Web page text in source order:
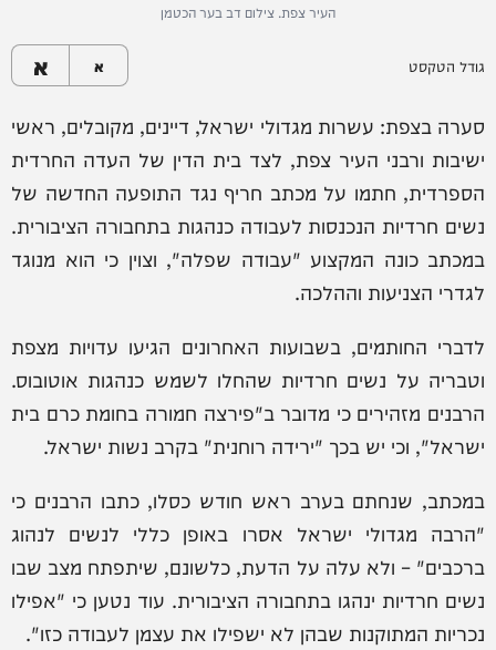
העיר צפת. צילום דב בער הכטמן
גודל הטקסט א א
סערה בצפת: עשרות מגדולי ישראל, דיינים, מקובלים, ראשי
ישיבות ורבני העיר צפת, לצד בית הדין של העדה החרדית
הספרדית, חתמו על מכתב חריף נגד התופעה החדשה של
נשים חרדיות הנכנסות לעבודה כנהגות בתחבורה הציבורית.
במכתב כונה המקצוע "עבודה שפלה", וצוין כי הוא מנוגד
לגדרי הצניעות וההלכה.
לדברי החותמים, בשבועות האחרונים הגיעו עדויות מצפת
וטבריה על נשים חרדיות שהחלו לשמש כנהגות אוטובוס.
הרבנים מזהירים כי מדובר ב"פירצה חמורה בחומת כרם בית
ישראל", וכי יש בכך "ירידה רוחנית" בקרב נשות ישראל.
במכתב, שנחתם בערב ראש חודש כסלו, כתבו הרבנים כי
"הרבה מגדולי ישראל אסרו באופן כללי לנשים לנהוג
ברכבים" – ולא עלה על הדעת, כלשונם, שיתפתח מצב שבו
נשים חרדיות ינהגו בתחבורה הציבורית. עוד נטען כי "אפילו
נכריות המתוקנות שבהן לא ישפילו את עצמן לעבודה כזו".